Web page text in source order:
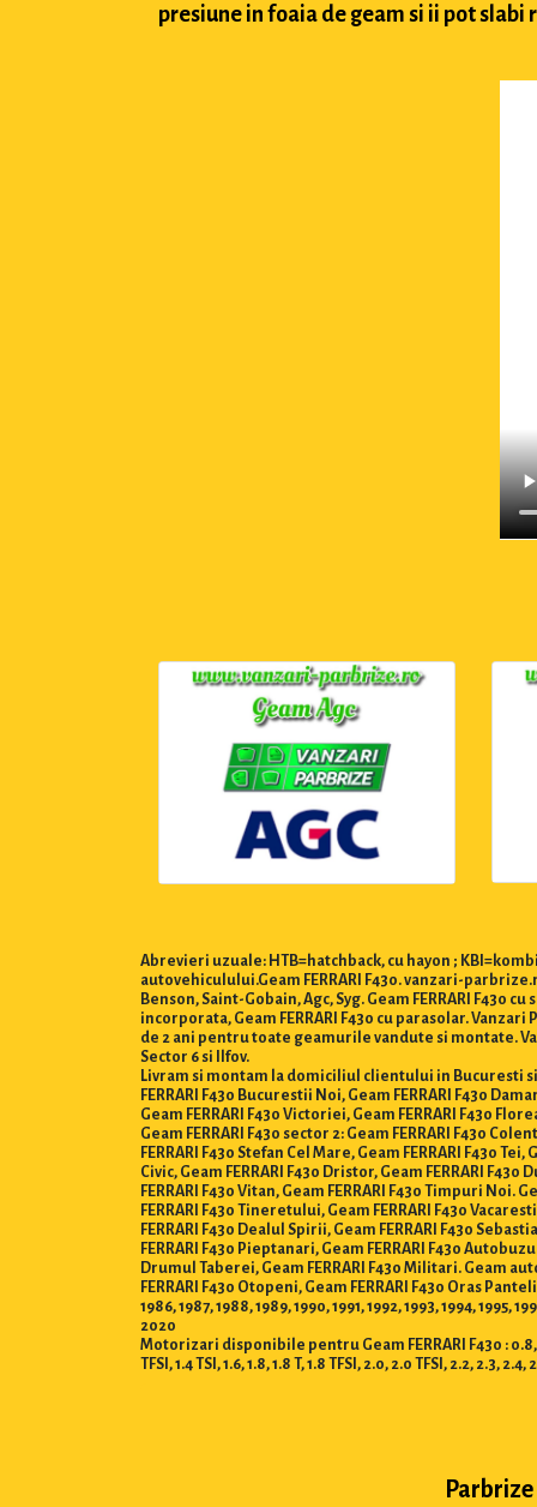
presiune in foaia de geam si ii pot slabi
Abrevieri uzuale: HTB=hatchback, cu hayon ;
autovehiculului.Geam FERRARI F430. vanzari-
Benson, Saint-Gobain, Agc, Syg. Geam FERRARI F430
incorporata, Geam FERRARI F430 cu parasolar.
de 2 ani pentru toate geamurile vandute si montate.
Sector 6 si Ilfov.
Livram si montam la domiciliul clientului in Bucuresti si
FERRARI F430 Bucurestii Noi, Geam FERRARI F430
Geam FERRARI F430 Victoriei, Geam FERRARI F430
Geam FERRARI F430 sector 2: Geam FERRARI F430
FERRARI F430 Stefan Cel Mare, Geam FERRARI F430
Civic, Geam FERRARI F430 Dristor, Geam FERRARI F430
FERRARI F430 Vitan, Geam FERRARI F430 Timpuri Noi.
FERRARI F430 Tineretului, Geam FERRARI F430
FERRARI F430 Dealul Spirii, Geam FERRARI F430
FERRARI F430 Pieptanari, Geam FERRARI F430
Drumul Taberei, Geam FERRARI F430 Militari. Geam
FERRARI F430 Otopeni, Geam FERRARI F430 Oras
1986, 1987, 1988, 1989, 1990, 1991, 1992, 1993, 1994,
2020
Motorizari disponibile pentru Geam FERRARI F430 : 0.8, 1.0,
TFSI, 1.4 TSI, 1.6, 1.8, 1.8 T, 1.8 TFSI, 2.0, 2.0 TFSI, 2.2, 2.3,
Parbrize